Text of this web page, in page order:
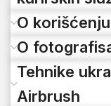
O
O
Tehnike
Airbrush